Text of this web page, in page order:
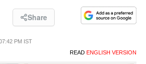
Share
PM IST
READ ENGLISH VERSION